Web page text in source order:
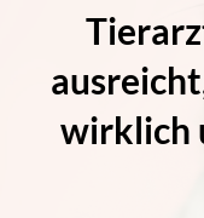
wirklich